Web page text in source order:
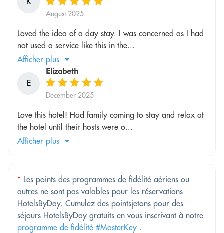
August 2025
Loved the idea of a day stay. I was concerned as I had
not used a service like this in the...
Afficher plus
E
Elizabeth
December 2025
Love this hotel! Had family coming to stay and relax at
the hotel until their hosts were o...
Afficher plus
* Les points des programmes de fidélité aériens ou
autres ne sont pas valables pour les réservations
HotelsByDay. Cumulez des pointsjetons pour des
séjours HotelsByDay gratuits en vous inscrivant à notre
programme de fidélité #MasterKey .